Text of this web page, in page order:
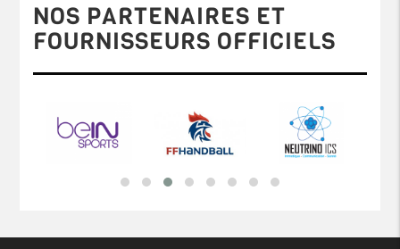
NOS PARTENAIRES ET
FOURNISSEURS OFFICIELS